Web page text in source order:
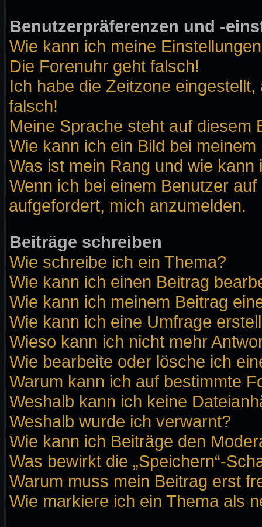
Benutzerpräferenzen und -
Wie kann ich meine
Die Forenuhr geht falsch!
Ich habe die Zeitzone
falsch!
Meine Sprache steht auf diesem
Wie kann ich ein Bild bei
Was ist mein Rang und wie kann
Wenn ich bei einem Benutzer
aufgefordert, mich anzumelden.
Beiträge schreiben
Wie schreibe ich ein Thema?
Wie kann ich einen Beitrag
Wie kann ich meinem Beitrag
Wie kann ich eine Umfrage
Wieso kann ich nicht mehr
Wie bearbeite oder lösche ich
Warum kann ich auf bestimmte
Weshalb kann ich keine
Weshalb wurde ich verwarnt?
Wie kann ich Beiträge den
Was bewirkt die „Speichern“-
Warum muss mein Beitrag erst
Wie markiere ich ein Thema als